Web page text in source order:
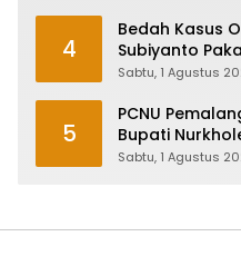
4
Bedah Kasus
Subiyanto
Penyertaan
Sabtu, 1 Agustus
5
PCNU
Bupati
Pelayan
Sabtu, 1 Agustus